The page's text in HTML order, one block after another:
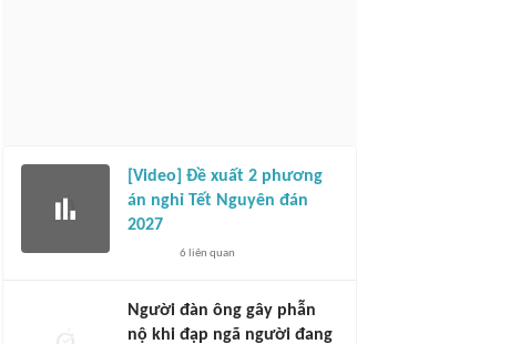
[Video] Đề xuất 2 phương
án nghỉ Tết Nguyên đán
2027
6 liên quan
Người đàn ông gây phẫn
nộ khi đạp ngã người đang